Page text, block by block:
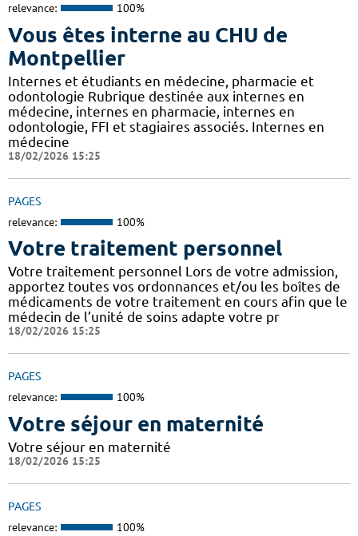
relevance: 100%
Vous êtes interne au CHU de
Montpellier
Internes et étudiants en médecine, pharmacie et
odontologie Rubrique destinée aux internes en
médecine, internes en pharmacie, internes en
odontologie, FFI et stagiaires associés. Internes en
médecine
18/02/2026 15:25
PAGES
relevance: 100%
Votre traitement personnel
Votre traitement personnel Lors de votre admission,
apportez toutes vos ordonnances et/ou les boîtes de
médicaments de votre traitement en cours afin que le
médecin de l’unité de soins adapte votre pr
18/02/2026 15:25
PAGES
relevance: 100%
Votre séjour en maternité
Votre séjour en maternité
18/02/2026 15:25
PAGES
relevance: 100%